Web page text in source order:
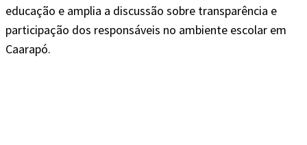
educação e amplia a discussão sobre transparência e
participação dos responsáveis no ambiente escolar em
Caarapó.